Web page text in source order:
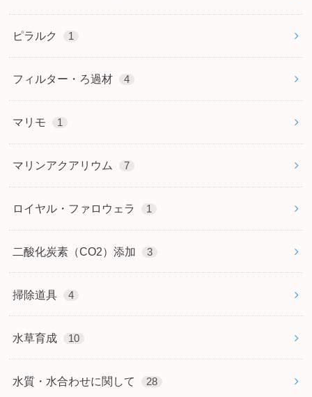
ピラルク 1
フィルター・ろ過材 4
マリモ 1
マリンアクアリウム 7
ロイヤル・ファロウェラ 1
二酸化炭素（CO2）添加 3
掃除道具 4
水草育成 10
水質・水合わせに関して 28